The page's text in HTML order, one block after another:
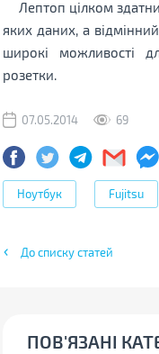
Лептоп цілком
яких даних, а
широкі можливості
розетки.
07.05.2014 69
Ноутбук Fujitsu
До списку статей
ПОВ'ЯЗАНІ